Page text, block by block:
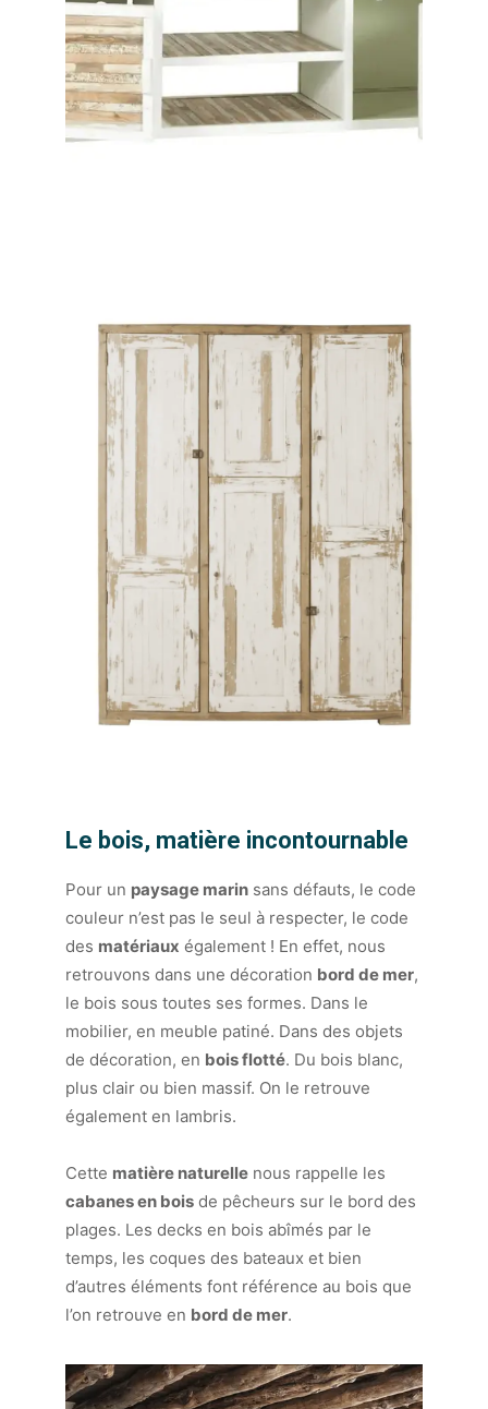
Le bois, matière incontournable
Pour un paysage marin sans défauts, le code
couleur n’est pas le seul à respecter, le code
des matériaux également ! En effet, nous
retrouvons dans une décoration bord de mer,
le bois sous toutes ses formes. Dans le
mobilier, en meuble patiné. Dans des objets
de décoration, en bois flotté. Du bois blanc,
plus clair ou bien massif. On le retrouve
également en lambris.
Cette matière naturelle nous rappelle les
cabanes en bois de pêcheurs sur le bord des
plages. Les decks en bois abîmés par le
temps, les coques des bateaux et bien
d’autres éléments font référence au bois que
l’on retrouve en bord de mer.